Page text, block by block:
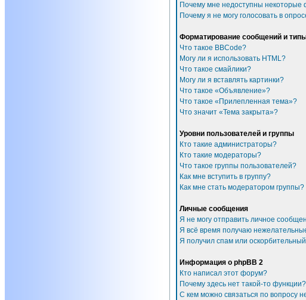
Почему мне недоступны
Почему я не могу голосовать в
Форматирование сообщений и
Что такое BBCode?
Могу ли я использовать HTML?
Что такое смайлики?
Могу ли я вставлять картинки?
Что такое «Объявление»?
Что такое «Прилепленная тема»?
Что значит «Тема закрыта»?
Уровни пользователей и группы
Кто такие администраторы?
Кто такие модераторы?
Что такое группы пользователей?
Как мне вступить в группу?
Как мне стать модератором группы?
Личные сообщения
Я не могу отправить личное
Я всё время получаю
Я получил спам или
Информация о phpBB 2
Кто написал этот форум?
Почему здесь нет такой-то функции?
С кем можно связаться по вопросу